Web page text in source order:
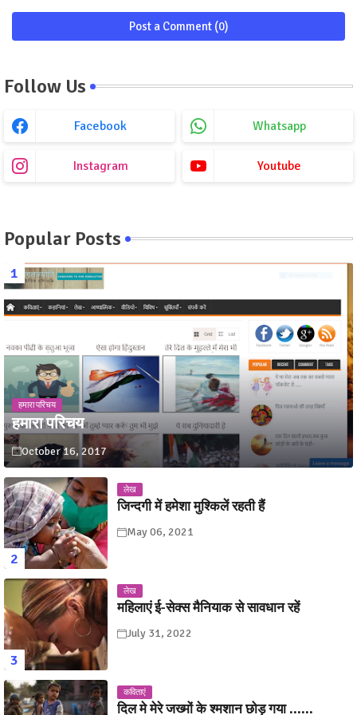
Post a Comment (0)
Follow Us
Facebook Whatsapp
Instagram Youtube
Popular Posts
हमारा परिचय
हमारा परिचय
October 16, 2017
लेख
जिन्दगी में हमेशा मुश्किलें रहती हैं
May 06, 2021
लेख
महिलाएं ई-सेक्स मैनियाक से सावधान रहें
July 31, 2022
कविताएं
दिल मे मेरे जख्मों के श्मशान छोड़ गया ......